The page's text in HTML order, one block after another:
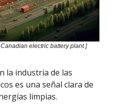
electric battery plant ]
la industria de las
es una señal clara de
limpias.